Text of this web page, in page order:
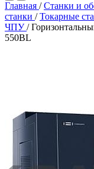
Главная / Станки и
станки / Токарные
ЧПУ/
550BL